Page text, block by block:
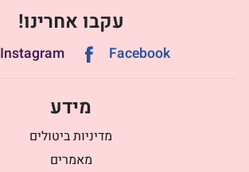
עקבו אחרינו!
Facebook
Instagram
מידע
מדיניות ביטולים
מאמרים